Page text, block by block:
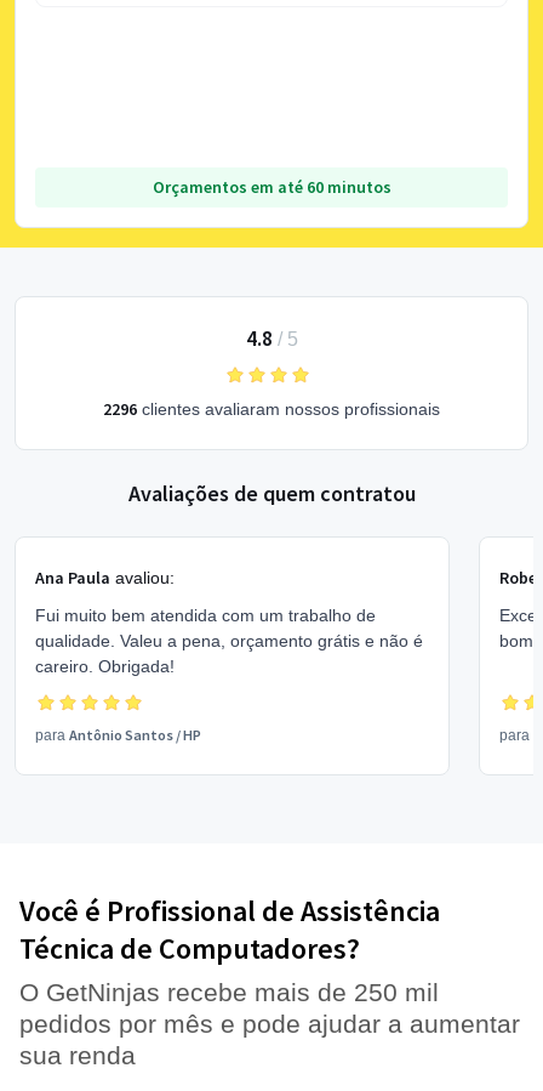
Orçamentos em até 60 minutos
4.8 / 5
2296 clientes avaliaram nossos profissionais
Avaliações de quem contratou
Ana Paula avaliou:
Fui muito bem atendida com um trabalho de
qualidade. Valeu a pena, orçamento grátis e não é
careiro. Obrigada!
para Antônio Santos /HP
bom
para
Você é Profissional de Assistência
Técnica de Computadores?
O GetNinjas recebe mais de 250 mil
pedidos por mês e pode ajudar a aumentar
sua renda